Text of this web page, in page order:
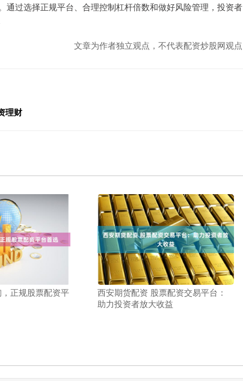
过选择正规平台、合理控制杠杆倍数和做好风险管理，投资者
文章为作者独立观点，不代表配资炒股网观点
理财
正规股票配资平
西安期货配资 股票配资交易平台：
助力投资者放大收益